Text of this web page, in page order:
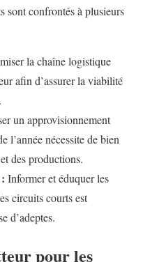
sont confrontés à plusieurs
la chaîne logistique
afin d’assurer la viabilité
un approvisionnement
l’année nécessite de bien
des productions.
Informer et éduquer les
circuits courts est
d’adeptes.
pour les